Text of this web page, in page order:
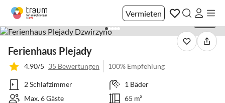
Vermieten
Ferienhaus Plejady
4.90/5 35 Bewertungen 100% Empfehlung
2 Schlafzimmer
1 Bäder
Max. 6 Gäste
65 m²